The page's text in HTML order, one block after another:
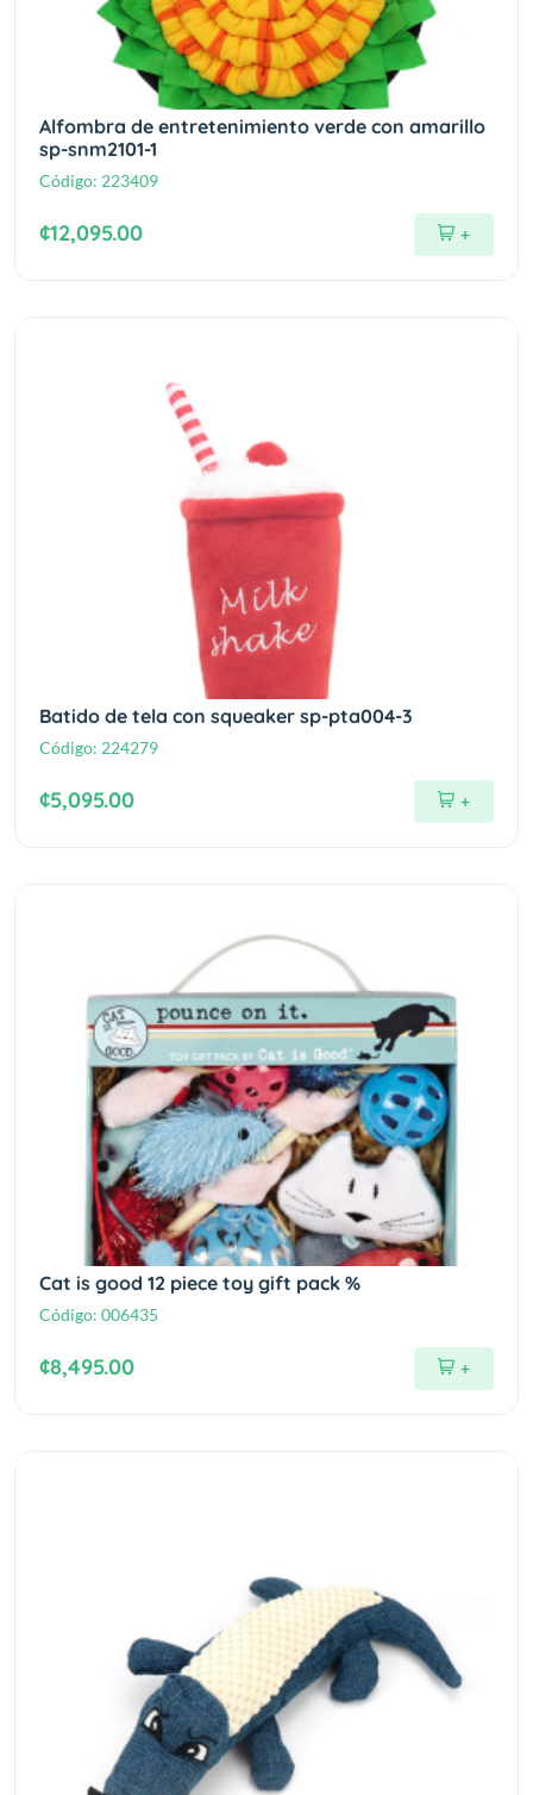
Alfombra de entretenimiento verde con amarillo
sp-snm2101-1
Código: 223409
¢12,095.00 +
Batido de tela con squeaker sp-pta004-3
Código: 224279
¢5,095.00 +
Cat is good 12 piece toy gift pack %
Código: 006435
¢8,495.00 +